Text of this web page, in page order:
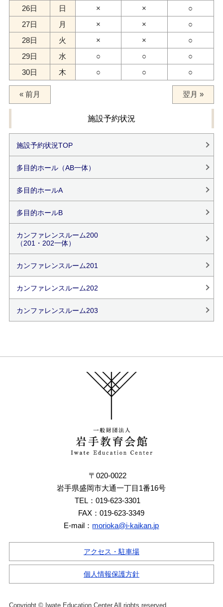
26日
日 × ×
○
27日
月 × ×
○
28日
火 × ×
○
29日
水 ○ ○
○
30日
木 ○ ○ ○
« 前月 翌月 »
施設予約状況
施設予約状況TOP
多目的ホール（AB一体）
多目的ホールA
多目的ホールB
カンファレンスルーム200
（201・202一体）
カンファレンスルーム201
カンファレンスルーム202
カンファレンスルーム203
〒020-0022
岩手県盛岡市大通一丁目1番16号
TEL：019-623-3301
FAX：019-623-3349
E-mail： morioka@i-kaikan.jp
アクセス・駐車場
個人情報保護方針
Copyright © Iwate Education Center All rights reserved